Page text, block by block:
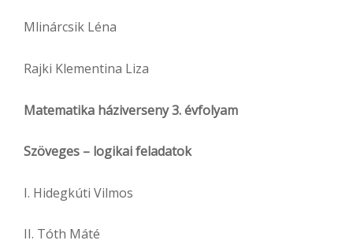
Mlinárcsik Léna
Rajki Klementina Liza
Matematika háziverseny 3. évfolyam
Szöveges – logikai feladatok
I. Hidegkúti Vilmos
II. Tóth Máté